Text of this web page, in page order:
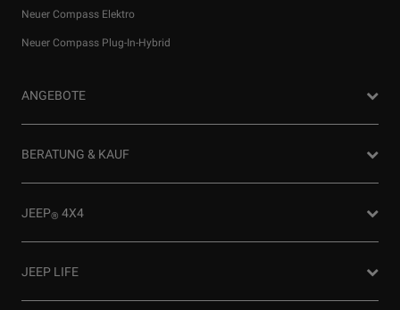
Neuer Compass Elektro
Neuer Compass Plug-In-Hybrid
ANGEBOTE
Privatkunden Angebote
BERATUNG & KAUF
Probefahrt anfragen
JEEP® 4X4
4x4 Experience
JEEP LIFE